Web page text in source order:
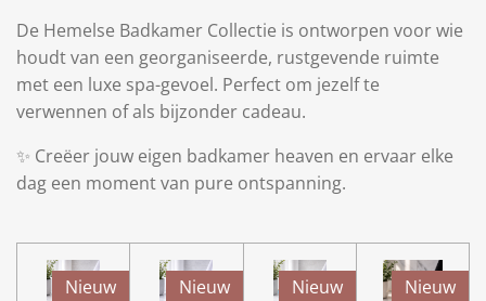
De Hemelse Badkamer Collectie is ontworpen voor wie
houdt van een georganiseerde, rustgevende ruimte
met een luxe spa-gevoel. Perfect om jezelf te
verwennen of als bijzonder cadeau.
✨ Creëer jouw eigen badkamer heaven en ervaar elke
dag een moment van pure ontspanning.
Nieuw Nieuw Nieuw Nieuw